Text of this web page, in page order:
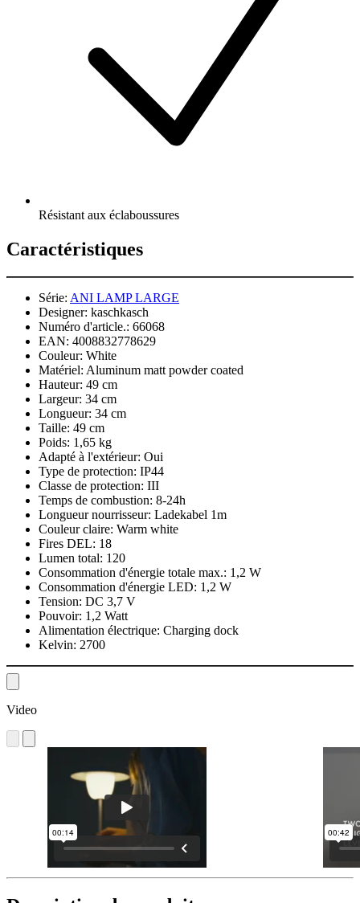
Résistant aux éclaboussures
Caractéristiques
Série: ANI LAMP LARGE
Designer: kaschkasch
Numéro d'article.: 66068
EAN: 4008832778629
Couleur: White
Matériel: Aluminum matt powder coated
Hauteur: 49 cm
Largeur: 34 cm
Longueur: 34 cm
Taille: 49 cm
Poids: 1,65 kg
Adapté à l'extérieur: Oui
Type de protection: IP44
Classe de protection: III
Temps de combustion: 8-24h
Longueur nourrisseur: Ladekabel 1m
Couleur claire: Warm white
Fires DEL: 18
Lumen total: 120
Consommation d'énergie totale max.: 1,2 W
Consommation d'énergie LED: 1,2 W
Tension: DC 3,7 V
Pouvoir: 1,2 Watt
Alimentation électrique: Charging dock
Kelvin: 2700
Video